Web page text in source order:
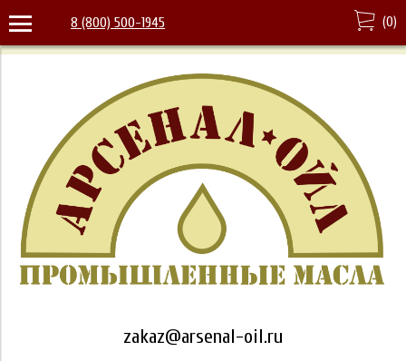
8 (800) 500-1945 (0)
zakaz@arsenal-oil.ru